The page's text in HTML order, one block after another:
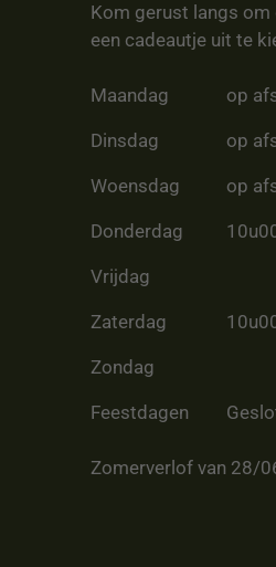
Kom gerust langs
een cadeautje uit te
Maandag op
Dinsdag op
Woensdag op
Donderdag
Vrijdag
Zaterdag
Zondag
Feestdagen
Zomerverlof van 28/